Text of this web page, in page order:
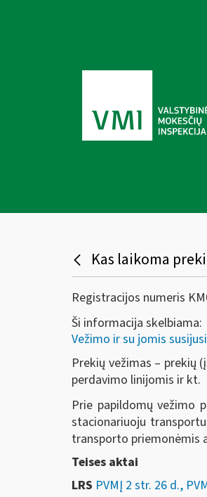
Kas laikoma
Registracijos numeris
Ši informacija skelbiama:
Vežimo ir su jomis
Prekių vežimas – prekių
perdavimo linijomis ir kt.
Prie papildomų vežimo
stacionariuoju
transporto priemonėmis
Teises aktai
LRS PVMĮ 2 str. 26 d.,